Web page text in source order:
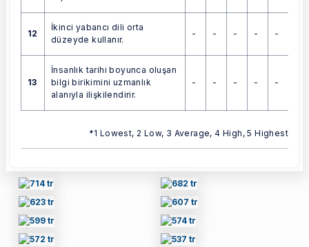
12
İkinci yabancı dili orta
düzeyde kullanır.
- - - - -
13
İnsanlık tarihi boyunca oluşan
bilgi birikimini uzmanlık
alanıyla ilişkilendirir.
- - - - -
*1 Lowest, 2 Low, 3 Average, 4 High, 5 Highest